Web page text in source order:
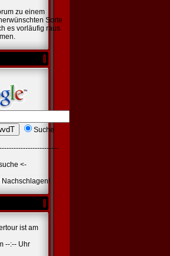
zu einem
Sorte
es vorläufig raus
Suche
<-
Nachschlagen!
ist am
--:-- Uhr